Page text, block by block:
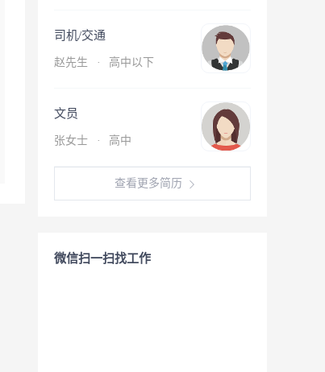
司机/交通
赵先生 · 高中以下
文员
张女士 · 高中
查看更多简历
微信扫一扫找工作